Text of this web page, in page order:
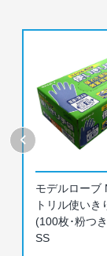
モデルローブ
トリル使いき
(100枚･粉つ
SS